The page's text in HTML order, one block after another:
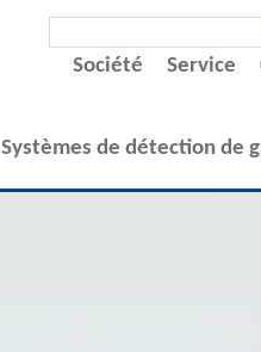
Société Service
Systèmes de détection de